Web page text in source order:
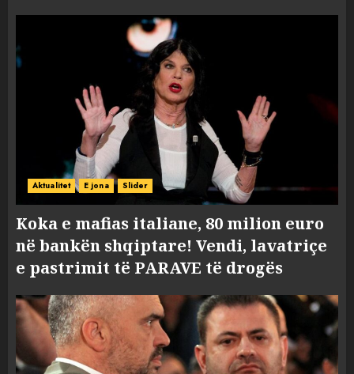
Aktualitet E jona Slider
Koka e mafias italiane, 80 milion euro
në bankën shqiptare! Vendi, lavatriçe
e pastrimit të PARAVE të drogës